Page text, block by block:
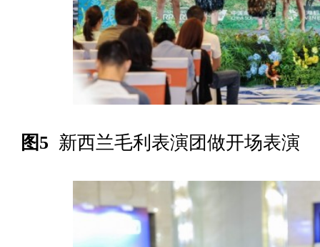
图5 新西兰毛利表演团做开场表演